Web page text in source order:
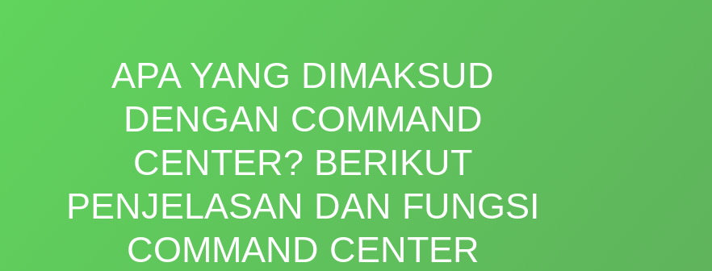
APA YANG DIMAKSUD
DENGAN COMMAND
CENTER? BERIKUT
PENJELASAN DAN FUNGSI
COMMAND CENTER